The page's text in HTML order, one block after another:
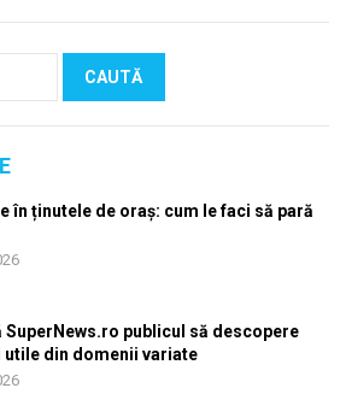
în ținutele de oraș: cum le faci să pară
SuperNews.ro publicul să descopere
din domenii variate